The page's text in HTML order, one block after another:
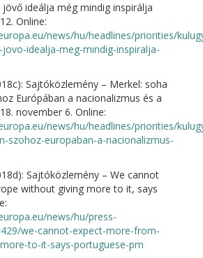
ideálja még mindig inspirálja
Online:
news/hu/headlines/priorities/
idealja-meg-mindig-inspiralja-
Sajtóközlemény – Merkel: soha
Európában a nacionalizmus és a
november 6. Online:
news/hu/headlines/priorities/
szohoz-europaban-a-nacionalizmus-
Sajtóközlemény – We cannot
without giving more to it, says
news/hu/press-
we-cannot-expect-more-from-
to-it-says-portuguese-pm